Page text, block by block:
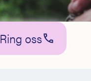
Ring oss